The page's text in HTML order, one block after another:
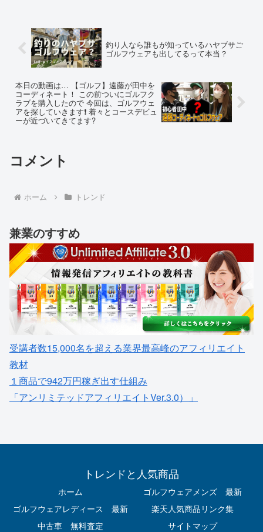
釣り人なら誰もが知っているハヤブサご
ゴルフウェアも出してるって本当？
本日の動画は… 【ゴルフ】遠藤が田中を
コーディネート！ この前ついにゴルフク
ラブを購入したので 今回は、ゴルフウェ
アを探していきます❗️ 着々とコースデビュ
ーが近づいてきてます?
コメント
ホーム トレンド
兼業のすすめ
受講者数15,000名を超える業界最高峰のアフィリエイト
教材
１商品で942万円稼ぎ出す仕組み
「アンリミテッドアフィリエイトVer.3.0）」
トレンドと人気商品
ホーム
ゴルフウェアメンズ 最新
ゴルフウェアレディース 最新
楽天人気商品リンク集
中古車 無料査定
サイトマップ